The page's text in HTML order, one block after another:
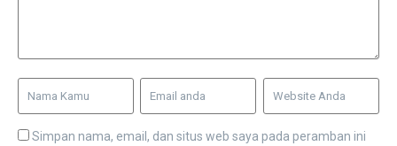
Simpan nama, email, dan situs web saya pada peramban ini